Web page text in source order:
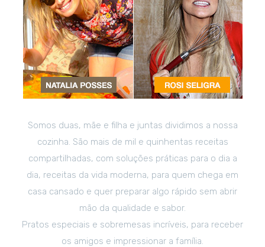
Somos duas, mãe e filha e juntas dividimos a nossa
cozinha. São mais de mil e quinhentas receitas
compartilhadas, com soluções práticas para o dia a
dia, receitas da vida moderna, para quem chega em
casa cansado e quer preparar algo rápido sem abrir
mão da qualidade e sabor.
Pratos especiais e sobremesas incríveis, para receber
os amigos e impressionar a família.